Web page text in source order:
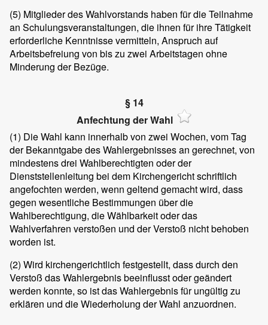
(5) Mitglieder des Wahlvorstands haben für die Teilnahme
an Schulungsveranstaltungen, die ihnen für ihre Tätigkeit
erforderliche Kenntnisse vermitteln, Anspruch auf
Arbeitsbefreiung von bis zu zwei Arbeitstagen ohne
Minderung der Bezüge.
§ 14
Anfechtung der Wahl
(1) Die Wahl kann innerhalb von zwei Wochen, vom Tag
der Bekanntgabe des Wahlergebnisses an gerechnet, von
mindestens drei Wahlberechtigten oder der
Dienststellenleitung bei dem Kirchengericht schriftlich
angefochten werden, wenn geltend gemacht wird, dass
gegen wesentliche Bestimmungen über die
Wahlberechtigung, die Wählbarkeit oder das
Wahlverfahren verstoßen und der Verstoß nicht behoben
worden ist.
(2) Wird kirchengerichtlich festgestellt, dass durch den
Verstoß das Wahlergebnis beeinflusst oder geändert
werden konnte, so ist das Wahlergebnis für ungültig zu
erklären und die Wiederholung der Wahl anzuordnen.